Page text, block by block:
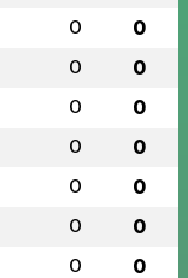
0 0
0 0
0 0
0 0
0 0
0 0
0 0